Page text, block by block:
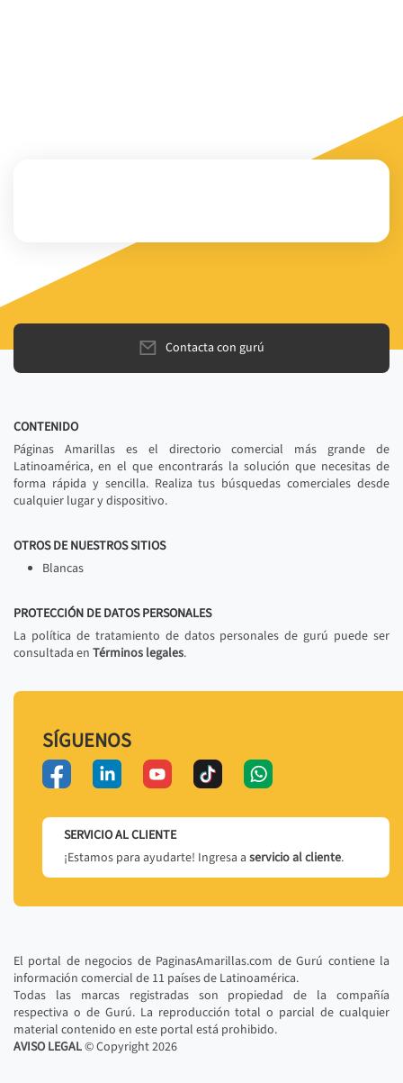
Contacta con gurú
CONTENIDO
Páginas Amarillas es el directorio comercial más grande de
Latinoamérica, en el que encontrarás la solución que necesitas de
forma rápida y sencilla. Realiza tus búsquedas comerciales desde
cualquier lugar y dispositivo.
OTROS DE NUESTROS SITIOS
Blancas
PROTECCIÓN DE DATOS PERSONALES
La política de tratamiento de datos personales de gurú puede ser
consultada en Términos legales.
SÍGUENOS
SERVICIO AL CLIENTE
¡Estamos para ayudarte! Ingresa a servicio al cliente.
El portal de negocios de PaginasAmarillas.com de Gurú contiene la
información comercial de 11 países de Latinoamérica.
Todas las marcas registradas son propiedad de la compañía
respectiva o de Gurú. La reproducción total o parcial de cualquier
material contenido en este portal está prohibido.
AVISO LEGAL© Copyright2026